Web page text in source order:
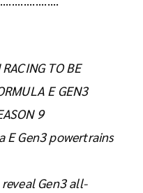
TO BE
E GEN3
9
E Gen3 powertrains
Gen3 all-